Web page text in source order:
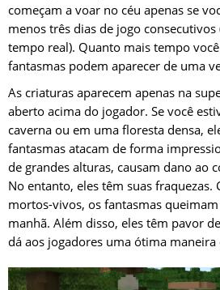
começam a voar no céu apenas se
menos três dias de jogo
tempo real). Quanto mais tempo
fantasmas podem aparecer de uma
As criaturas aparecem apenas na
aberto acima do jogador. Se você
caverna ou em uma floresta densa,
fantasmas atacam de forma
de grandes alturas, causam dano ao
No entanto, eles têm suas fraquezas.
mortos-vivos, os fantasmas
manhã. Além disso, eles têm pavor
dá aos jogadores uma ótima maneira